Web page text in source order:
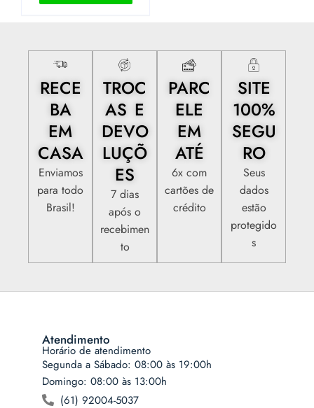
RECE
BA
EM
CASA
Enviamos
para todo
Brasil!
TROC
AS E
DEVO
LUÇÕ
ES
7 dias
após o
recebimen
to
PARC
ELE
EM
ATÉ
6x com
cartões de
crédito
SITE
100%
SEGU
RO
Seus
dados
estão
protegido
s
Atendimento
Horário de atendimento
Segunda a Sábado: 08:00 às 19:00h
Domingo: 08:00 às 13:00h
(61) 92004-5037